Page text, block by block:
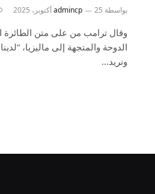
بواسطة admincp 25 أكتوبر، 2025
وقال ترامب من على متن
الدوحة والمتجهة إلى ماليزيا،
ونريد…